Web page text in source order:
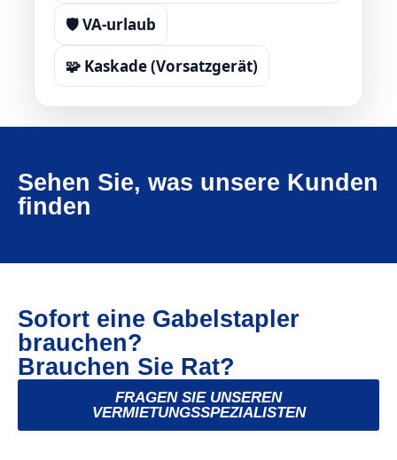
🛡️ VA-urlaub
🧩 Kaskade (Vorsatzgerät)
Sehen Sie, was unsere Kunden
finden
Sofort eine Gabelstapler
brauchen?
Brauchen Sie Rat?
FRAGEN SIE UNSEREN
VERMIETUNGSSPEZIALISTEN